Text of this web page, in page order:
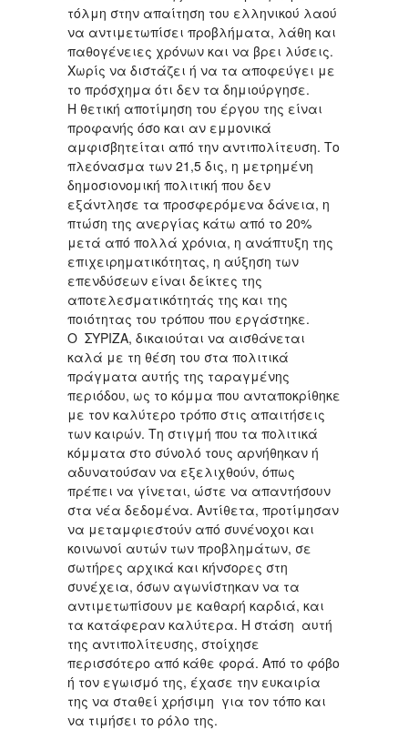
τόλμη στην απαίτηση του ελληνικού λαού
να αντιμετωπίσει προβλήματα, λάθη και
παθογένειες χρόνων και να βρει λύσεις.
Χωρίς να διστάζει ή να τα αποφεύγει με
το πρόσχημα ότι δεν τα δημιούργησε.
Η θετική αποτίμηση του έργου της είναι
προφανής όσο και αν εμμονικά
αμφισβητείται από την αντιπολίτευση. Το
πλεόνασμα των 21,5 δις, η μετρημένη
δημοσιονομική πολιτική που δεν
εξάντλησε τα προσφερόμενα δάνεια, η
πτώση της ανεργίας κάτω από το 20%
μετά από πολλά χρόνια, η ανάπτυξη της
επιχειρηματικότητας, η αύξηση των
επενδύσεων είναι δείκτες της
αποτελεσματικότητάς της και της
ποιότητας του τρόπου που εργάστηκε.
Ο ΣΥΡΙΖΑ, δικαιούται να αισθάνεται
καλά με τη θέση του στα πολιτικά
πράγματα αυτής της ταραγμένης
περιόδου, ως το κόμμα που ανταποκρίθηκε
με τον καλύτερο τρόπο στις απαιτήσεις
των καιρών. Τη στιγμή που τα πολιτικά
κόμματα στο σύνολό τους αρνήθηκαν ή
αδυνατούσαν να εξελιχθούν, όπως
πρέπει να γίνεται, ώστε να απαντήσουν
στα νέα δεδομένα. Αντίθετα, προτίμησαν
να μεταμφιεστούν από συνένοχοι και
κοινωνοί αυτών των προβλημάτων, σε
σωτήρες αρχικά και κήνσορες στη
συνέχεια, όσων αγωνίστηκαν να τα
αντιμετωπίσουν με καθαρή καρδιά, και
τα κατάφεραν καλύτερα. Η στάση αυτή
της αντιπολίτευσης, στοίχησε
περισσότερο από κάθε φορά. Από το φόβο
ή τον εγωισμό της, έχασε την ευκαιρία
της να σταθεί χρήσιμη για τον τόπο και
να τιμήσει το ρόλο της.